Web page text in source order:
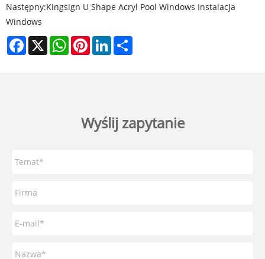
Następny:Kingsign U Shape Acryl Pool Windows Instalacja
Windows
Facebook
X WhatsAppPinterestLinkedIn
Wyślij zapytanie